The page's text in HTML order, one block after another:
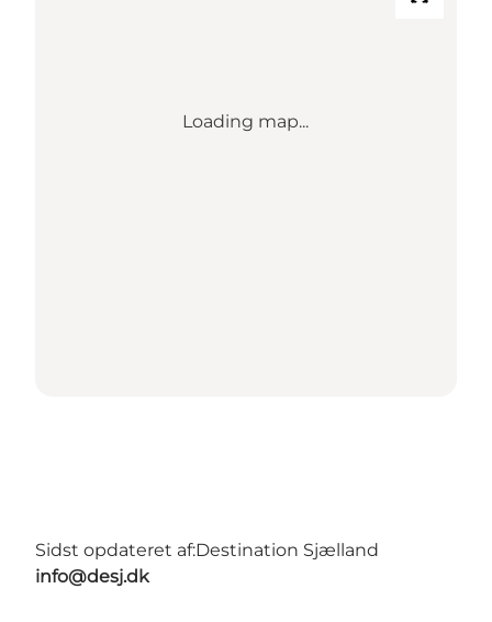
Loading map...
Sidst opdateret af:Destination Sjælland
info@desj.dk